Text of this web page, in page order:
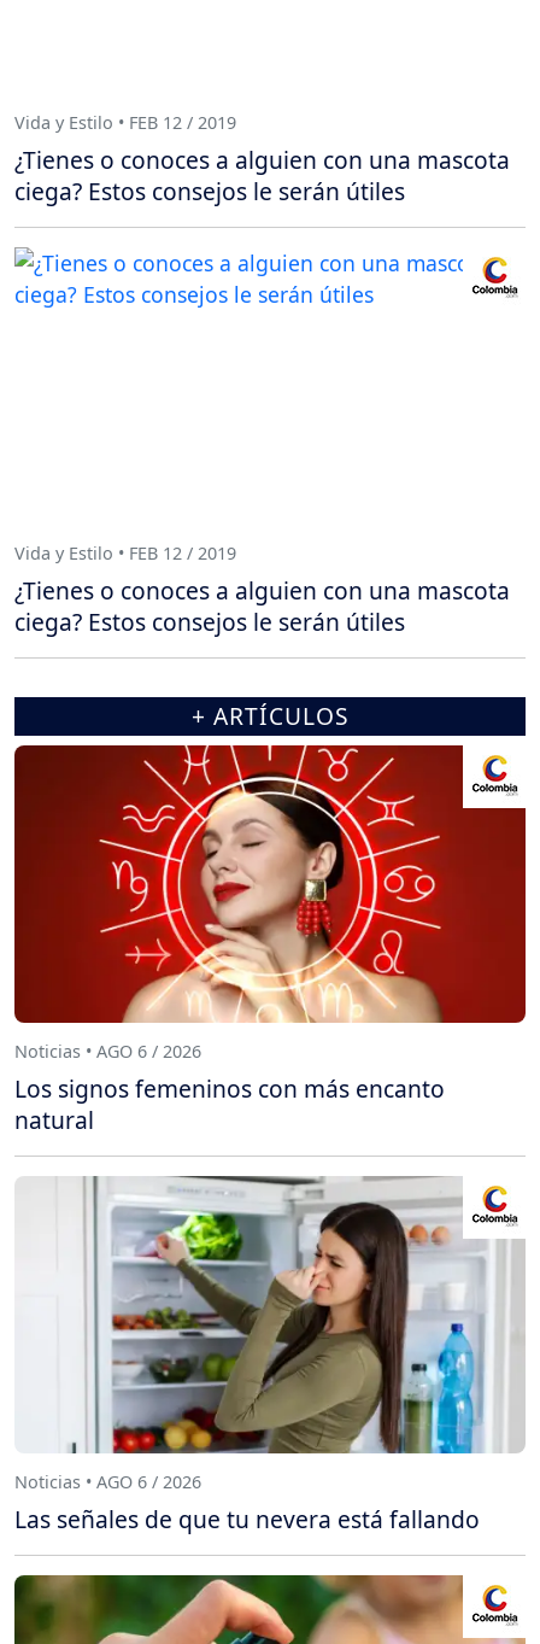
Vida y Estilo • FEB 12 / 2019
¿Tienes o conoces a alguien con una mascota
ciega? Estos consejos le serán útiles
Vida y Estilo • FEB 12 / 2019
¿Tienes o conoces a alguien con una mascota
ciega? Estos consejos le serán útiles
+ ARTÍCULOS
Noticias • AGO 6 / 2026
Los signos femeninos con más encanto
natural
Noticias • AGO 6 / 2026
Las señales de que tu nevera está fallando